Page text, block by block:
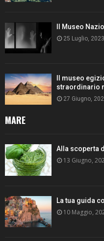
Il Museo
25 Luglio, 2023
Il museo
straordinario
27 Giugno,
MARE
Alla scoperta
13 Giugno,
La tua guida
10 Maggio,